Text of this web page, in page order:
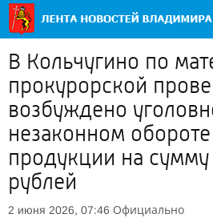
В Кольчугино по
прокурорской
возбуждено
незаконном
продукции на
рублей
2 июня 2026, 07:46 Официально